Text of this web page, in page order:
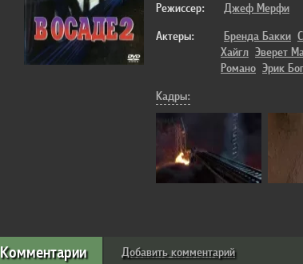
Режиссер:
Джеф Мерфи
Актеры:
Бренда Бакки
Хайгл Эверет
Романо Эрик
Кадры:
Комментарии Добавить комментарий